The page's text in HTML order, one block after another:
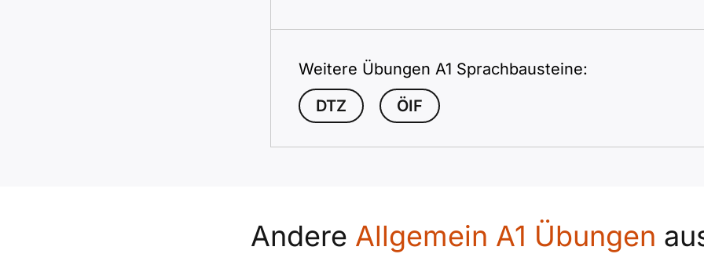
Weitere Übungen A1 Sprachbausteine:
DTZ
ÖIF
Andere Allgemein A1 Übungen